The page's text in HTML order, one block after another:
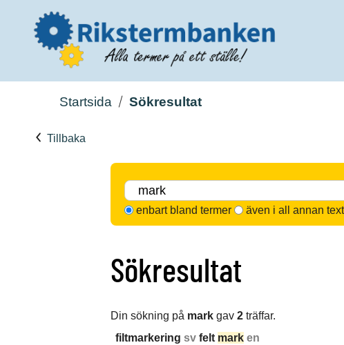
Startsida Sökresultat
Tillbaka
enbart bland termer
även i all annan text
Sökresultat
Din sökning på mark gav 2 träffar.
filtmarkering sv felt mark en